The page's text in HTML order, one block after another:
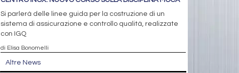
Si parlerà delle linee guida per la costruzione di un
sistema di assicurazione e controllo qualità, realizzate
con IGQ
di Elisa Bonomelli
Altre News